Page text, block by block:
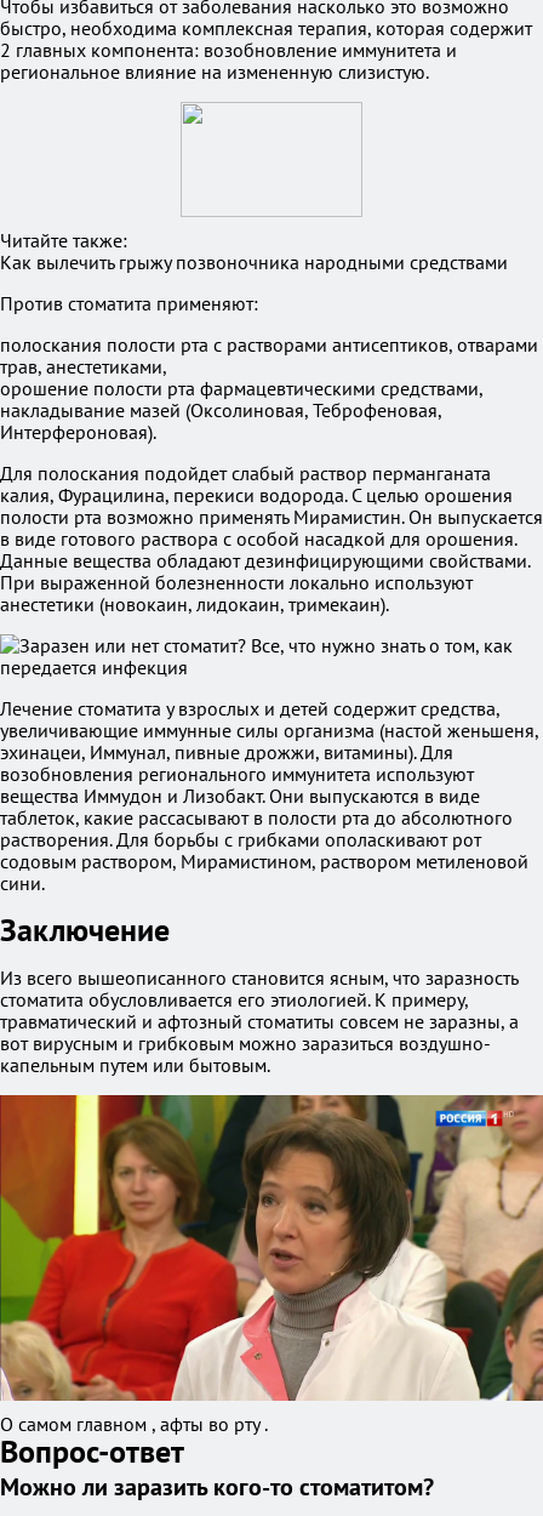
Чтобы избавиться от заболевания насколько это возможно
быстро, необходима комплексная терапия, которая содержит
2 главных компонента: возобновление иммунитета и
региональное влияние на измененную слизистую.
Читайте также:
Как вылечить грыжу позвоночника народными средствами
Против стоматита применяют:
полоскания полости рта с растворами антисептиков, отварами
трав, анестетиками,
орошение полости рта фармацевтическими средствами,
накладывание мазей (Оксолиновая, Теброфеновая,
Интерфероновая).
Для полоскания подойдет слабый раствор перманганата
калия, Фурацилина, перекиси водорода. С целью орошения
полости рта возможно применять Мирамистин. Он выпускается
в виде готового раствора с особой насадкой для орошения.
Данные вещества обладают дезинфицирующими свойствами.
При выраженной болезненности локально используют
анестетики (новокаин, лидокаин, тримекаин).
Лечение стоматита у взрослых и детей содержит средства,
увеличивающие иммунные силы организма (настой женьшеня,
эхинацеи, Иммунал, пивные дрожжи, витамины). Для
возобновления регионального иммунитета используют
вещества Иммудон и Лизобакт. Они выпускаются в виде
таблеток, какие рассасывают в полости рта до абсолютного
растворения. Для борьбы с грибками ополаскивают рот
содовым раствором, Мирамистином, раствором метиленовой
сини.
Заключение
Из всего вышеописанного становится ясным, что заразность
стоматита обусловливается его этиологией. К примеру,
травматический и афтозный стоматиты совсем не заразны, а
вот вирусным и грибковым можно заразиться воздушно-
капельным путем или бытовым.
О самом главном , афты во рту .
Вопрос-ответ
Можно ли заразить кого-то стоматитом?